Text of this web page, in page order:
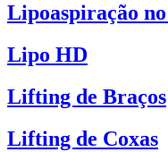
Lipoaspiração
Lipo HD
Lifting de Braços
Lifting de Coxas